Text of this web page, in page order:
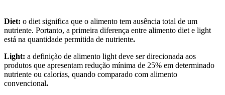
Diet: o diet significa que o alimento tem ausência total de um
nutriente. Portanto, a primeira diferença entre alimento diet e light
está na quantidade permitida de nutriente.
Light: a definição de alimento light deve ser direcionada aos
produtos que apresentam redução mínima de 25% em determinado
nutriente ou calorias, quando comparado com alimento
convencional.